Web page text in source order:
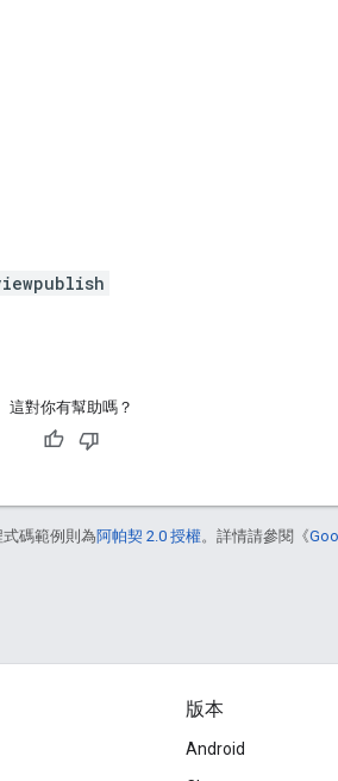
這對你有幫助嗎？
式碼範例則為阿帕契 2.0 授權。詳情請參閱《
版本
Android